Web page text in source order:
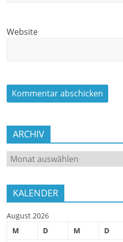
Website
ARCHIV
ARCHIV
KALENDER
August 2026
M
D M D